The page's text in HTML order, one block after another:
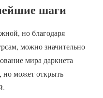
шаги
но благодаря
можно значительно
мира даркнета
но может открыть